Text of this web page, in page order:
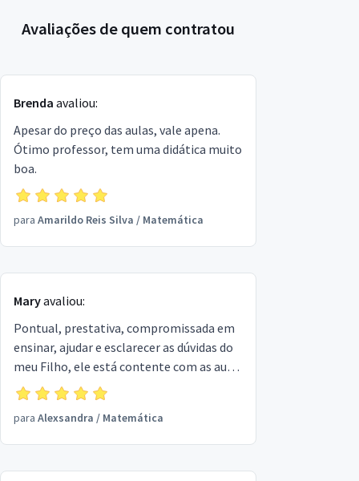
Avaliações de quem contratou
Brenda avaliou:
Apesar do preço das aulas, vale apena.
Ótimo professor, tem uma didática muito
boa.
para Amarildo Reis Silva / Matemática
Maryavaliou:
Pontual, prestativa, compromissada em
ensinar, ajudar e esclarecer as dúvidas do
meu Filho, ele está contente com as aulas
de reforço.
para Alexsandra / Matemática